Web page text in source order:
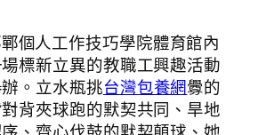
個人工作技巧學院體育館內
標新立異的教職工興趣活動
。立水瓶挑台灣包養網釁的
背夾球跑的默契共同、旱地